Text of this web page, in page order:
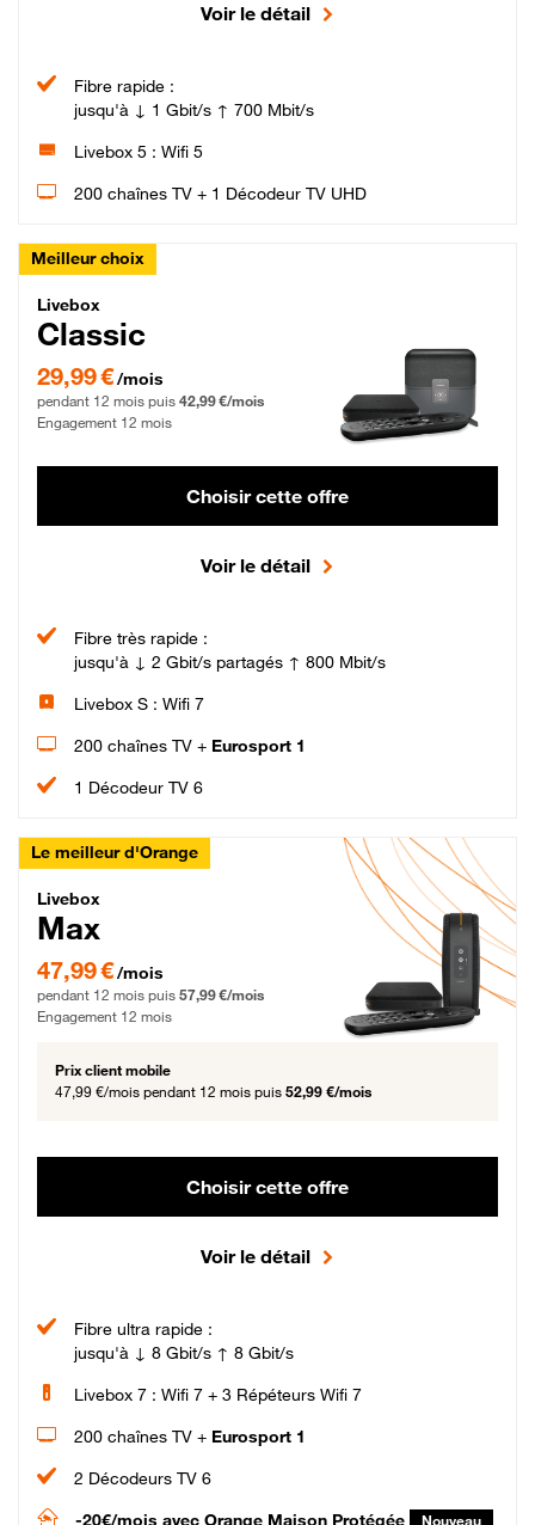
Voir le détail
Fibre rapide :
jusqu'à ↓ 1 Gbit/s ↑ 700 Mbit/s
Livebox 5 : Wifi 5
200 chaînes TV + 1 Décodeur TV UHD
Meilleur choix
Livebox Classic Fibre
Livebox
Classic
29,99 € par mois pendant 12 mois puis 42,99 € par mois, Engagement 12 mois
29,99 €/mois
pendant 12 mois puis 42,99 €/mois
Engagement 12 mois
Choisir cette offre
Voir le détail
Fibre très rapide :
jusqu'à ↓ 2 Gbit/s partagés ↑ 800 Mbit/s
Livebox S : Wifi 7
200 chaînes TV + Eurosport 1
1 Décodeur TV 6
Le meilleur d'Orange
Livebox Max Fibre
Livebox
Max
47,99 € par mois pendant 12 mois puis 57,99 € par mois, Engagement 12 mois
47,99 €/mois
pendant 12 mois puis 57,99 €/mois
Engagement 12 mois
Prix client mobile
47,99 €/mois pendant 12 mois puis 52,99 €/mois
Choisir cette offre
Voir le détail
Fibre ultra rapide :
jusqu'à ↓ 8 Gbit/s ↑ 8 Gbit/s
Livebox 7 : Wifi 7 + 3 Répéteurs Wifi 7
200 chaînes TV + Eurosport 1
2 Décodeurs TV 6
-20€/mois avec Orange Maison Protégée Nouveau